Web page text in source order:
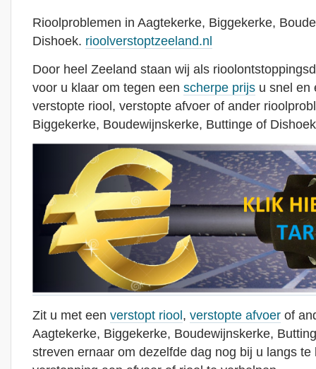
Rioolproblemen in Aagtekerke, Biggekerke,
Dishoek. rioolverstoptzeeland.nl
Door heel Zeeland staan wij als
voor u klaar om tegen een scherpe prijs u snel en
verstopte riool, verstopte afvoer of ander
Biggekerke, Boudewijnskerke, Buttinge of
Zit u met een verstopt riool , verstopte afvoer of
Aagtekerke, Biggekerke, Boudewijnskerke,
streven ernaar om dezelfde dag nog bij u langs te